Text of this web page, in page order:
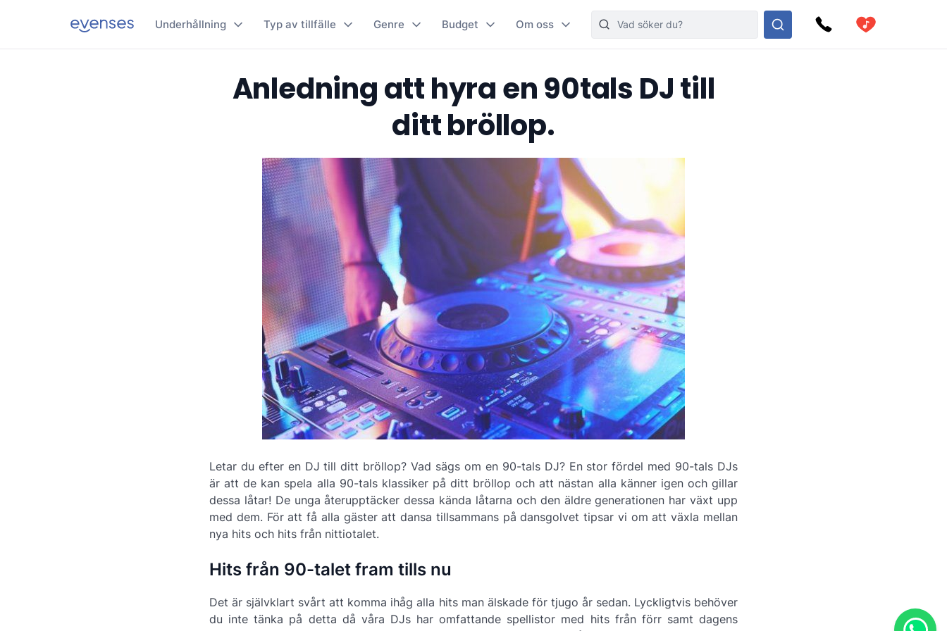
Underhållning Typ av tillfälle Genre Budget Om oss
Anledning att hyra en 90tals DJ till
ditt bröllop.
Letar du efter en DJ till ditt bröllop? Vad sägs om en 90-tals DJ? En stor fördel med 90-tals DJs
är att de kan spela alla 90-tals klassiker på ditt bröllop och att nästan alla känner igen och gillar
dessa låtar! De unga återupptäcker dessa kända låtarna och den äldre generationen har växt upp
med dem. För att få alla gäster att dansa tillsammans på dansgolvet tipsar vi om att växla mellan
nya hits och hits från nittiotalet.
Hits från 90-talet fram tills nu
Det är självklart svårt att komma ihåg alla hits man älskade för tjugo år sedan. Lyckligtvis behöver
du inte tänka på detta då våra DJs har omfattande spellistor med hits från förr samt dagens